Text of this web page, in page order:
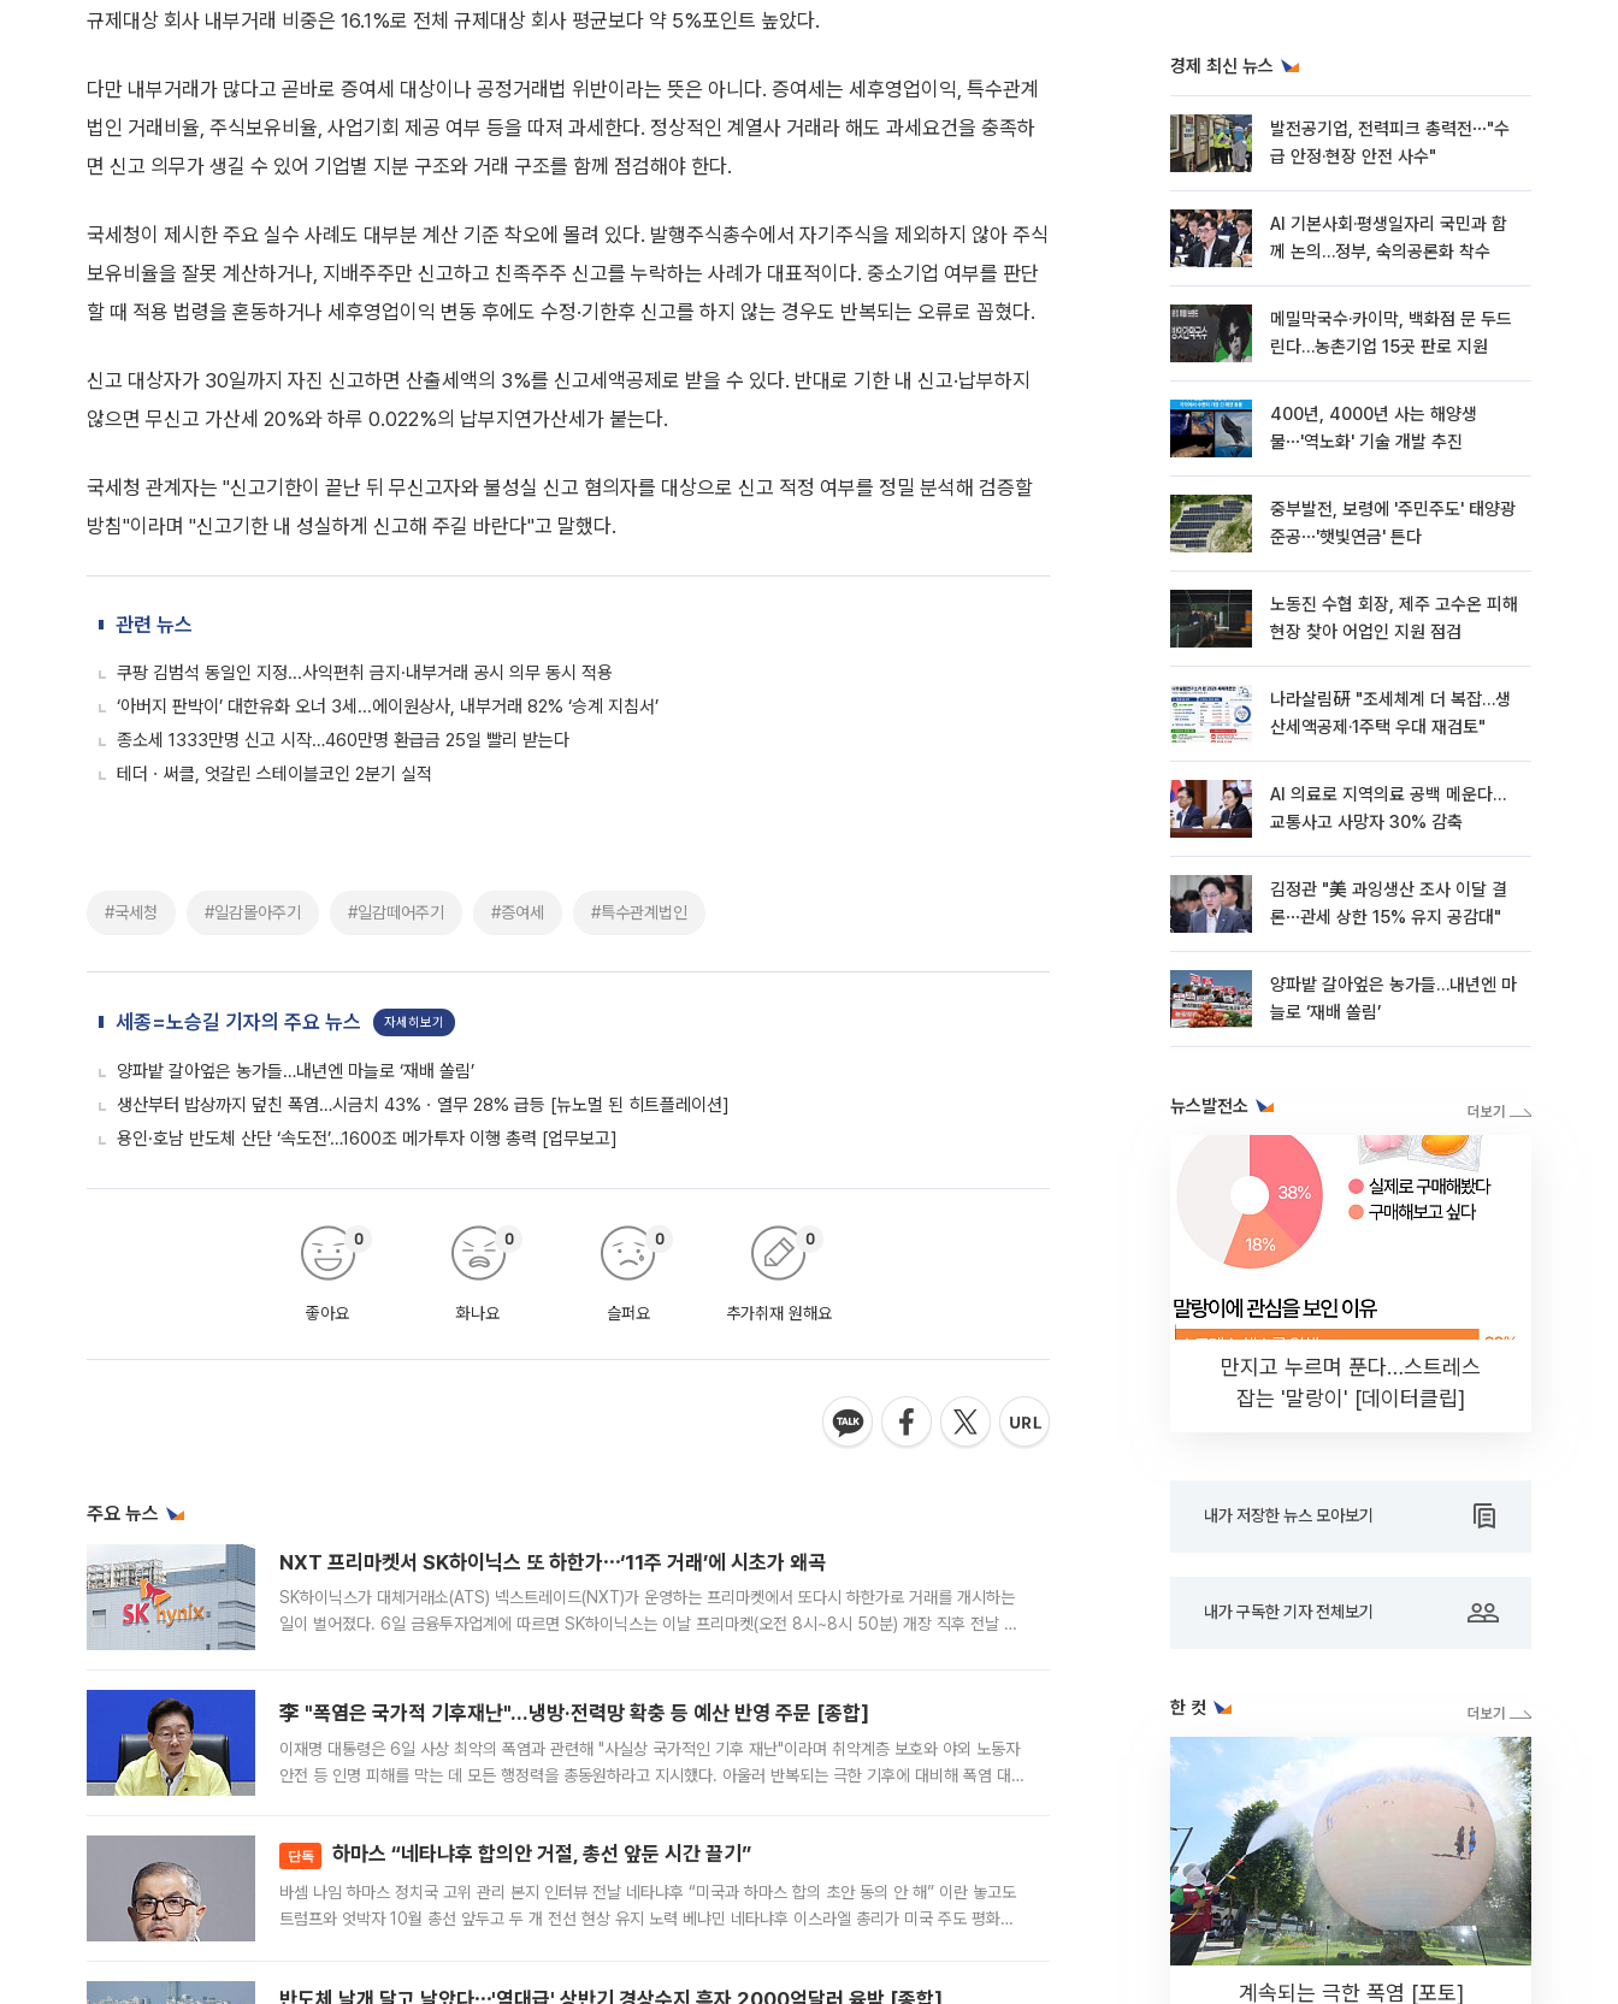
규제대상 회사 내부거래 비중은 16.1%로 전체 규제대상 회사 평균보다 약 5%포인트 높았다.
다만 내부거래가 많다고 곧바로 증여세 대상이나 공정거래법 위반이라는 뜻은 아니다. 증여세는 세후영업이익, 특수관계
법인 거래비율, 주식보유비율, 사업기회 제공 여부 등을 따져 과세한다. 정상적인 계열사 거래라 해도 과세요건을 충족하
면 신고 의무가 생길 수 있어 기업별 지분 구조와 거래 구조를 함께 점검해야 한다.
국세청이 제시한 주요 실수 사례도 대부분 계산 기준 착오에 몰려 있다. 발행주식총수에서 자기주식을 제외하지 않아 주식
보유비율을 잘못 계산하거나, 지배주주만 신고하고 친족주주 신고를 누락하는 사례가 대표적이다. 중소기업 여부를 판단
할 때 적용 법령을 혼동하거나 세후영업이익 변동 후에도 수정·기한후 신고를 하지 않는 경우도 반복되는 오류로 꼽혔다.
신고 대상자가 30일까지 자진 신고하면 산출세액의 3%를 신고세액공제로 받을 수 있다. 반대로 기한 내 신고·납부하지
않으면 무신고 가산세 20%와 하루 0.022%의 납부지연가산세가 붙는다.
국세청 관계자는 "신고기한이 끝난 뒤 무신고자와 불성실 신고 혐의자를 대상으로 신고 적정 여부를 정밀 분석해 검증할
방침"이라며 "신고기한 내 성실하게 신고해 주길 바란다"고 말했다.
관련 뉴스
쿠팡 김범석 동일인 지정...사익편취 금지·내부거래 공시 의무 동시 적용
‘아버지 판박이’ 대한유화 오너 3세...에이원상사, 내부거래 82% ‘승계 지침서’
종소세 1333만명 신고 시작…460만명 환급금 25일 빨리 받는다
테더ㆍ써클, 엇갈린 스테이블코인 2분기 실적
#국세청 #일감몰아주기 #일감떼어주기 #증여세 #특수관계법인
세종=노승길 기자의 주요 뉴스 자세히보기
양파밭 갈아엎은 농가들…내년엔 마늘로 ‘재배 쏠림’
생산부터 밥상까지 덮친 폭염…시금치 43%ㆍ열무 28% 급등 [뉴노멀 된 히트플레이션]
용인·호남 반도체 산단 ‘속도전’…1600조 메가투자 이행 총력 [업무보고]
좋아요
0
화나요
0
슬퍼요
0
추가취재 원해요
0
주요 뉴스
NXT 프리마켓서 SK하이닉스 또 하한가⋯‘11주 거래’에 시초가 왜곡
SK하이닉스가 대체거래소(ATS) 넥스트레이드(NXT)가 운영하는 프리마켓에서 또다시 하한가로 거래를 개시하는
일이 벌어졌다. 6일 금융투자업계에 따르면 SK하이닉스는 이날 프리마켓(오전 8시~8시 50분) 개장 직후 전날 정
李 "폭염은 국가적 기후재난"…냉방·전력망 확충 등 예산 반영 주문 [종합]
이재명 대통령은 6일 사상 최악의 폭염과 관련해 "사실상 국가적인 기후 재난"이라며 취약계층 보호와 야외 노동자
안전 등 인명 피해를 막는 데 모든 행정력을 총동원하라고 지시했다. 아울러 반복되는 극한 기후에 대비해 폭염 대응
단독 하마스 “네타냐후 합의안 거절, 총선 앞둔 시간 끌기”
바셈 나임 하마스 정치국 고위 관리 본지 인터뷰 전날 네타냐후 “미국과 하마스 합의 초안 동의 안 해” 이란 놓고도
트럼프와 엇박자 10월 총선 앞두고 두 개 전선 현상 유지 노력 베냐민 네타냐후 이스라엘 총리가 미국 주도 평화위
반도체 날개 달고 날았다⋯'역대급' 상반기 경상수지 흑자 2000억달러 육박 [종합]
경제 최신 뉴스
발전공기업, 전력피크 총력전⋯"수
급 안정·현장 안전 사수"
AI 기본사회·평생일자리 국민과 함
께 논의…정부, 숙의공론화 착수
메밀막국수·카이막, 백화점 문 두드
린다…농촌기업 15곳 판로 지원
400년, 4000년 사는 해양생
물⋯'역노화' 기술 개발 추진
중부발전, 보령에 '주민주도' 태양광
준공⋯'햇빛연금' 튼다
노동진 수협 회장, 제주 고수온 피해
현장 찾아 어업인 지원 점검
나라살림硏 "조세체계 더 복잡…생
산세액공제·1주택 우대 재검토"
AI 의료로 지역의료 공백 메운다…
교통사고 사망자 30% 감축
김정관 "美 과잉생산 조사 이달 결
론⋯관세 상한 15% 유지 공감대"
양파밭 갈아엎은 농가들…내년엔 마
늘로 ‘재배 쏠림’
뉴스발전소
만지고 누르며 푼다…스트레스
잡는 '말랑이' [데이터클립]
내가 저장한 뉴스 모아보기
내가 구독한 기자 전체보기
한 컷
계속되는 극한 폭염 [포토]